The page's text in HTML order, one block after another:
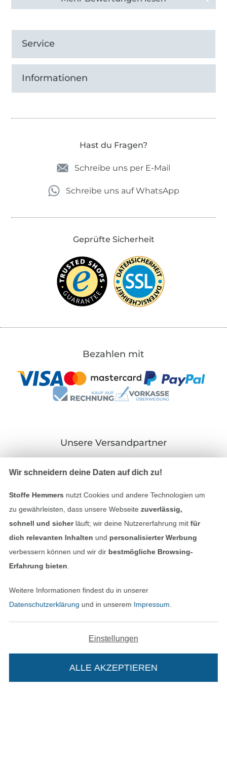
Service
Informationen
Hast du Fragen?
Schreibe uns per E-Mail
Schreibe uns auf WhatsApp
Geprüfte Sicherheit
Bezahlen mit
Unsere Versandpartner
Impressum
AGB
Widerrufsrecht
In den deutschen Shop wechseln (aktuell
Wir schneidern deine Daten auf dich zu!
Stoffe Hemmers nutzt Cookies und andere Technologien um
zu gewährleisten, dass unsere Webseite zuverlässig,
schnell und sicherläuft; wir deine Nutzererfahrung mitfür
dich relevanten Inhalten und personalisierter Werbung
verbessern können und wir dir bestmögliche Browsing-
Erfahrung bieten
Weitere Informationen findest du in unserer
Datenschutzerklärung und in unserem Impressum
Einstellungen
ALLE AKZEPTIEREN